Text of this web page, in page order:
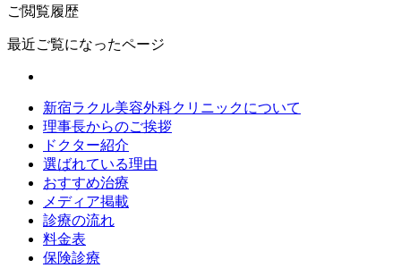
ご閲覧履歴
最近ご覧になったページ
新宿ラクル美容外科クリニックについて
理事長からのご挨拶
ドクター紹介
選ばれている理由
おすすめ治療
メディア掲載
診療の流れ
料金表
保険診療